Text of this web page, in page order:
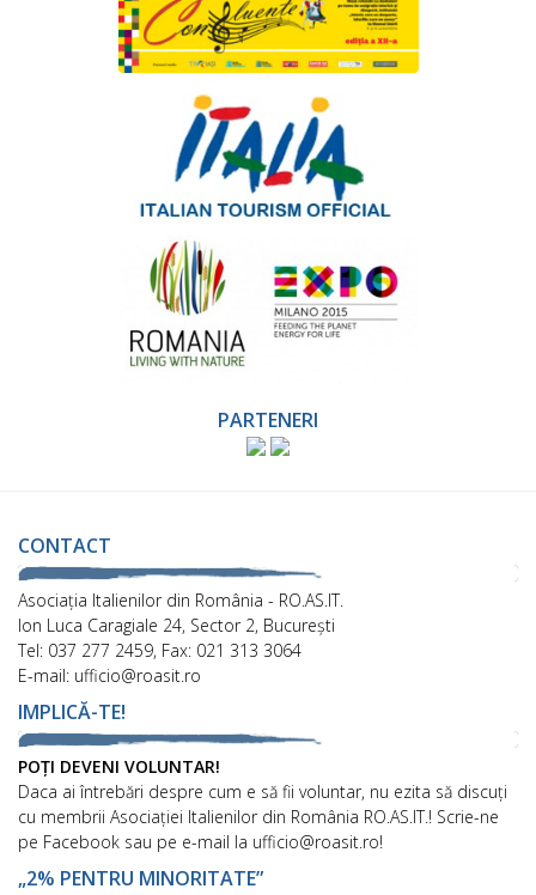
PARTENERI
CONTACT
Asociaţia Italienilor din România - RO.AS.IT.
Ion Luca Caragiale 24, Sector 2, București
Tel: 037 277 2459, Fax: 021 313 3064
E-mail: ufficio@roasit.ro
IMPLICĂ-TE!
POȚI DEVENI VOLUNTAR!
Daca ai întrebări despre cum e să fii voluntar, nu ezita să discuți
cu membrii Asociației Italienilor din România RO.AS.IT.! Scrie-ne
pe Facebook sau pe e-mail la ufficio@roasit.ro!
„2% PENTRU MINORITATE”